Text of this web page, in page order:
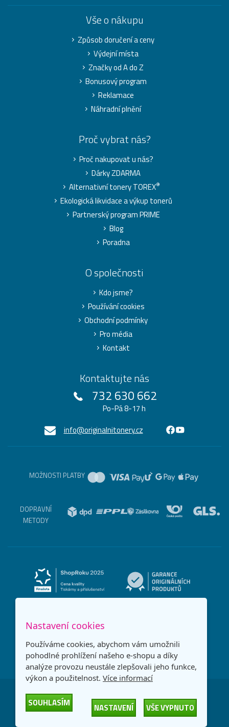
Vše o nákupu
Způsob doručení a ceny
Výdejní místa
Značky od A do Z
Bonusový program
Reklamace
Náhradní plnění
Proč vybrat nás?
Proč nakupovat u nás?
Dárky ZDARMA
Alternativní tonery TOREX®
Ekologická likvidace a výkup tonerů
Partnerský program PRIME
Blog
Poradna
O společnosti
Kdo jsme?
Používání cookies
Obchodní podmínky
Pro média
Kontakt
Kontaktujte nás
732 630 662
Po-Pá 8-17 h
info@originalnitonery.cz
MOŽNOSTI PLATBY
DOPRAVNÍ
METODY
Česká republika Slovensko
Nastavení cookies
Používáme cookies, abychom vám umožnili
pohodlné prohlížení našeho e-shopu a díky
analýze provozu neustále zlepšovali jeho funkce,
výkon a použitelnost. Více informací
SOUHLASÍM NASTAVENÍ VŠE VYPNUTO